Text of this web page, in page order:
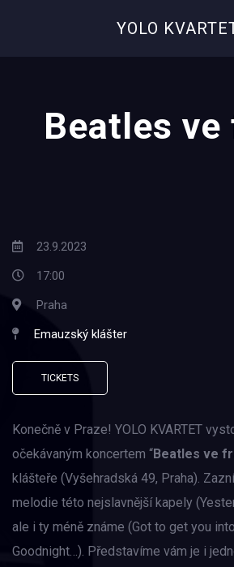
YOLO
Beatles ve
23.9.2023
17:00
Praha
Emauzský klášter
TICKETS
Konečně v Praze! YOLO KVARTET
očekávaným koncertem “Beatles ve
klášteře (Vyšehradská 49, Praha).
melodie této nejslavnější kapely
ale i ty méně známe (Got to get you
Goodnight…). Představíme vám je i